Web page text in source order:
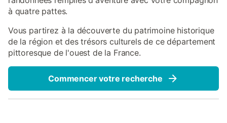
à quatre pattes.
Vous partirez à la découverte du patrimoine historique
de la région et des trésors culturels de ce département
pittoresque de l'ouest de la France.
Commencer votre recherche